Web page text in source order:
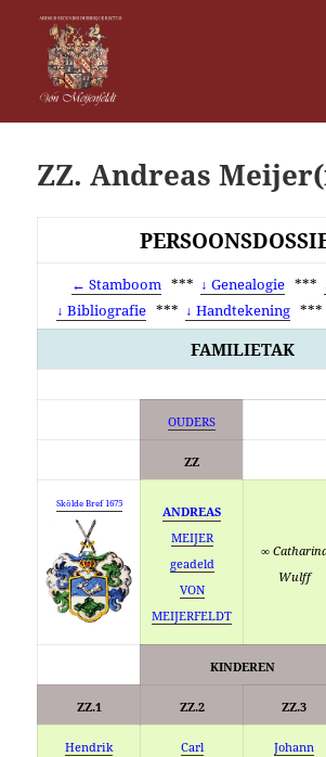
ZZ. Andreas
← Stamboom *** ↓ Genealogie ***
↓ Bibliografie *** ↓ Handtekening ***
FAMILIETAK
OUDERS
ZZ
Skölde Bref 1675
ANDREAS
MEIJER
geadeld
VON
MEIJERFELDT
∞
Wulff
KINDEREN
ZZ.1 ZZ.2 ZZ.3
Hendrik
Carl
Johann